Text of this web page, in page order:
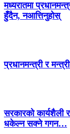
मध्यरातमा
हुँदैन, नआत्तिनुहोस्
प्रधानमन्त्री र
सरकारको कार्यशैली
धकेल्न सक्ने गगन…